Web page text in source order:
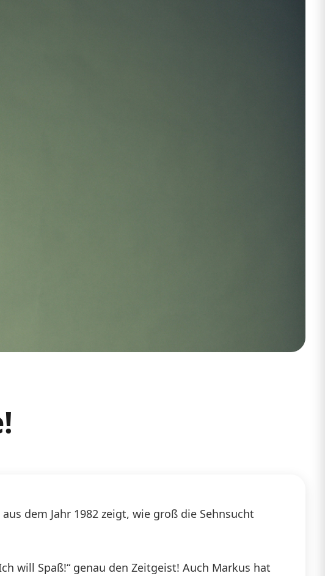
dem Jahr 1982 zeigt, wie groß die Sehnsucht
will Spaß!“ genau den Zeitgeist! Auch Markus hat